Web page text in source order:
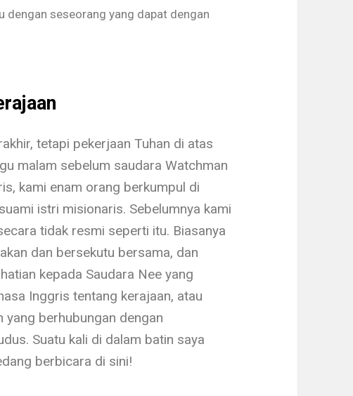
dengan seseorang yang dapat dengan
tetapi pekerjaan Tuhan di atas
malam sebelum saudara Watchman
kami enam orang berkum­pul di
istri misionaris. Sebelumnya kami
tidak resmi seperti itu. Biasanya
dan bersekutu bersama, dan
kepada Saudara Nee yang
Inggris tentang kerajaan, atau
berhubungan dengan
Suatu kali di dalam batin saya
berbicara di sini!